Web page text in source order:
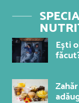
Ești